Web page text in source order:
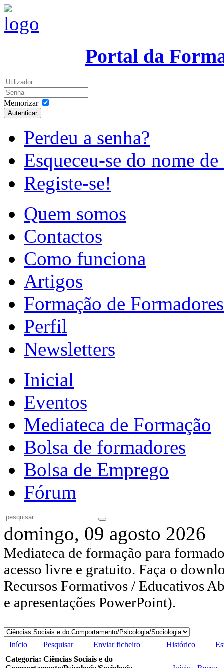
Portal da
Memorizar
Autenticar
Perdeu a senha?
Esqueceu-se do nome
Registe-se!
Quem somos
Contactos
Como funciona
Artigos
Formação de Formadores
Perfil
Newsletters
Inicial
Eventos
Mediateca de Formação
Bolsa de formadores
Bolsa de Emprego
Fórum
domingo, 09 agosto 2026
Mediateca de formação para
acesso livre e gratuito. Faça o
Recursos Formativos / Educativos
e apresentações PowerPoint).
Início Pesquisar Enviar ficheiro Histórico
Categoria: Ciências Sociais e do